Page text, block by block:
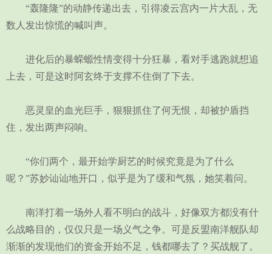
“轰隆隆”的动静传递出去，引得凌云宫内一片大乱，无
数人发出惊慌的喊叫声。
进化后的暴蝾螈性情变得十分狂暴，看对手逃跑就想追
上去，可是这时阿玄终于支撑不住倒了下去。
恶灵皇的血光巨手，狠狠抓住了何无恨，却被护盾挡
住，发出两声闷响。
“你们两个，最开始学厨艺的时候究竟是为了什么
呢？”苏妙讪讪地开口，似乎是为了缓和气氛，她笑着问。
南洋打着一场外人看不明白的战斗，好像双方都没有什
么战略目的，仅仅只是一场义气之争。可是反盟南洋舰队却
渐渐的发现他们的资金开始不足，钱都哪去了？买战舰了。